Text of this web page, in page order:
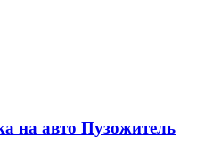
на авто Пузожитель